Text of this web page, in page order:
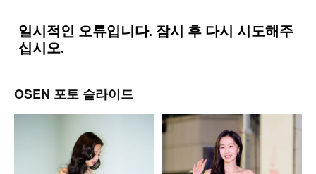
OSEN 포토 슬라이드